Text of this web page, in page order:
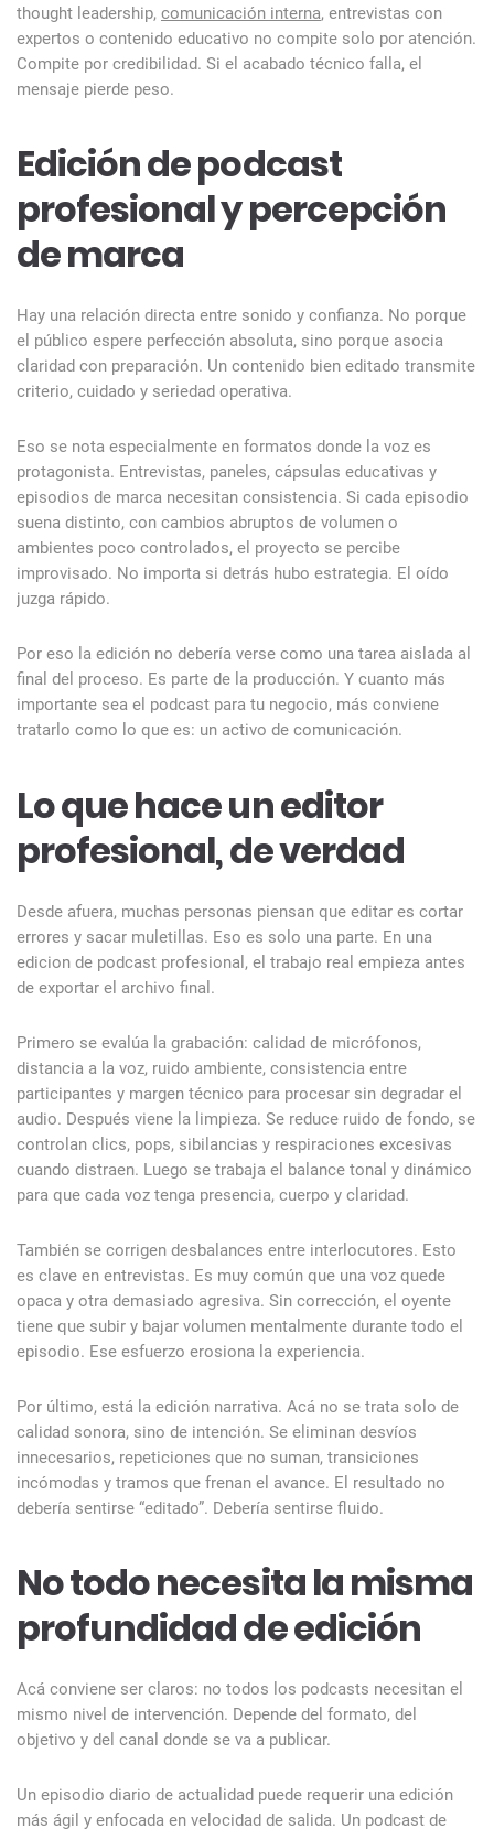
thought leadership, comunicación interna, entrevistas con
expertos o contenido educativo no compite solo por atención.
Compite por credibilidad. Si el acabado técnico falla, el
mensaje pierde peso.
Edición de podcast
profesional y percepción
de marca
Hay una relación directa entre sonido y confianza. No porque
el público espere perfección absoluta, sino porque asocia
claridad con preparación. Un contenido bien editado transmite
criterio, cuidado y seriedad operativa.
Eso se nota especialmente en formatos donde la voz es
protagonista. Entrevistas, paneles, cápsulas educativas y
episodios de marca necesitan consistencia. Si cada episodio
suena distinto, con cambios abruptos de volumen o
ambientes poco controlados, el proyecto se percibe
improvisado. No importa si detrás hubo estrategia. El oído
juzga rápido.
Por eso la edición no debería verse como una tarea aislada al
final del proceso. Es parte de la producción. Y cuanto más
importante sea el podcast para tu negocio, más conviene
tratarlo como lo que es: un activo de comunicación.
Lo que hace un editor
profesional, de verdad
Desde afuera, muchas personas piensan que editar es cortar
errores y sacar muletillas. Eso es solo una parte. En una
edicion de podcast profesional, el trabajo real empieza antes
de exportar el archivo final.
Primero se evalúa la grabación: calidad de micrófonos,
distancia a la voz, ruido ambiente, consistencia entre
participantes y margen técnico para procesar sin degradar el
audio. Después viene la limpieza. Se reduce ruido de fondo, se
controlan clics, pops, sibilancias y respiraciones excesivas
cuando distraen. Luego se trabaja el balance tonal y dinámico
para que cada voz tenga presencia, cuerpo y claridad.
También se corrigen desbalances entre interlocutores. Esto
es clave en entrevistas. Es muy común que una voz quede
opaca y otra demasiado agresiva. Sin corrección, el oyente
tiene que subir y bajar volumen mentalmente durante todo el
episodio. Ese esfuerzo erosiona la experiencia.
Por último, está la edición narrativa. Acá no se trata solo de
calidad sonora, sino de intención. Se eliminan desvíos
innecesarios, repeticiones que no suman, transiciones
incómodas y tramos que frenan el avance. El resultado no
debería sentirse “editado”. Debería sentirse fluido.
No todo necesita la misma
profundidad de edición
Acá conviene ser claros: no todos los podcasts necesitan el
mismo nivel de intervención. Depende del formato, del
objetivo y del canal donde se va a publicar.
Un episodio diario de actualidad puede requerir una edición
más ágil y enfocada en velocidad de salida. Un podcast de